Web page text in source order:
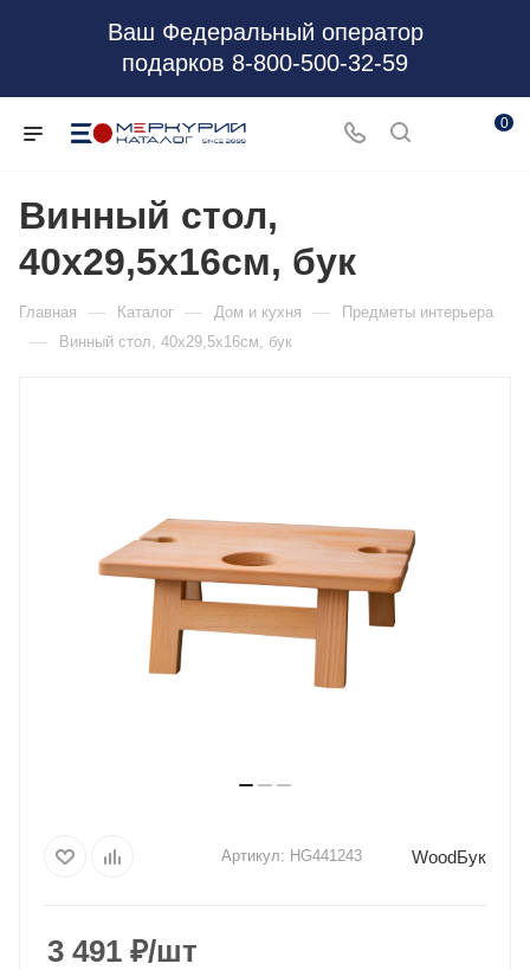
Ваш Федеральный оператор
подарков 8-800-500-32-59
0
Винный стол,
40х29,5х16см, бук
Главная — Каталог — Дом и кухня — Предметы интерьера
— Винный стол, 40х29,5х16см, бук
Артикул: HG441243 WoodБук
3 491 ₽/шт